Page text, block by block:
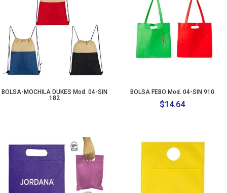
BOLSA-MOCHILA DUKES Mod. 04-SIN
182
BOLSA FEBO Mod. 04-SIN 910
$14.64